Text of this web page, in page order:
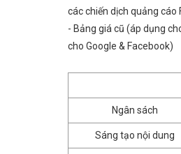
các chiến dịch quảng cáo
- Bảng giá cũ (áp dụng
cho Google & Facebook)
Ngân sách
Sáng tạo nội dung